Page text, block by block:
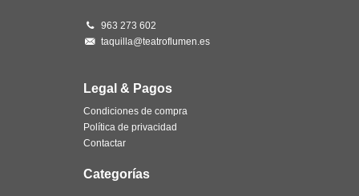
963 273 602
taquilla@teatroflumen.es
Legal & Pagos
Condiciones de compra
Política de privacidad
Contactar
Categorías